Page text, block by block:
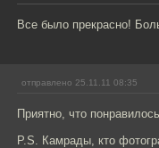
Все было прекрасно!
отправлено 25.11.11 08:35
Приятно, что
P.S. Камрады, кто